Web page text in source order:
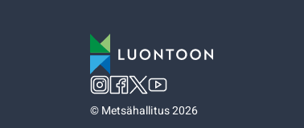
©Metsähallitus 2026